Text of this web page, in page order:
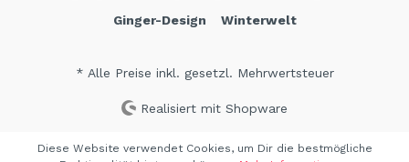
Ginger-Design
Winterwelt
* Alle Preise inkl. gesetzl. Mehrwertsteuer
Realisiert mit Shopware
Diese Website verwendet Cookies, um Dir die bestmögliche